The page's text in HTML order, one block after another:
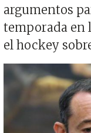
argumentos
temporada en
el hockey
Imagen